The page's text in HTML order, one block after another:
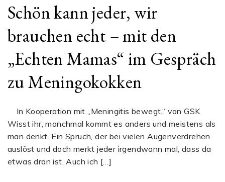
Schön kann jeder, wir
brauchen echt – mit den
„Echten Mamas“ im Gespräch
zu Meningokokken
In Kooperation mit „Meningitis bewegt.“ von GSK
Wisst ihr, manchmal kommt es anders und meistens als
man denkt. Ein Spruch, der bei vielen Augenverdrehen
auslöst und doch merkt jeder irgendwann mal, dass da
etwas dran ist. Auch ich […]